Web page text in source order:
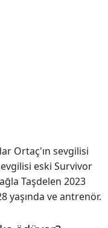
Ortaç'ın sevgilisi
eski Survivor
Taşdelen 2023
yaşında ve antrenör.